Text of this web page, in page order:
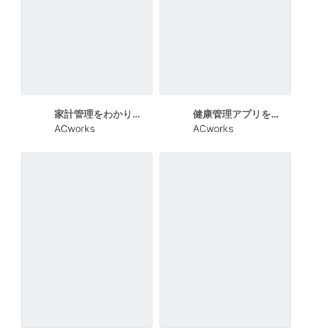
家計管理をわかりやすく示すスマート家計簿チラシ
ACworks
健康管理アプリを紹介するウォーキング系チラシ
ACworks